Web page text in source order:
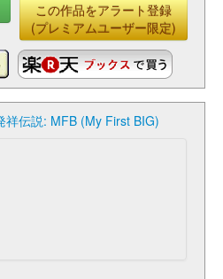
この作品をアラート登録
(プレミアムユーザー限定)
祥伝説: MFB (My First BIG)